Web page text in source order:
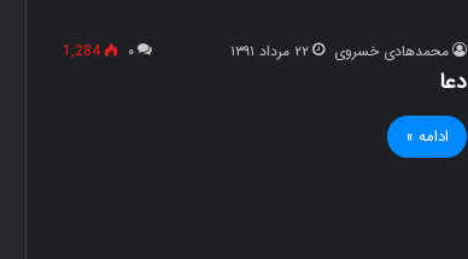
محمدهادی خسروی ۲۲ مرداد ۱۳۹۱ ۰ 1,284
دعا
ادامه »